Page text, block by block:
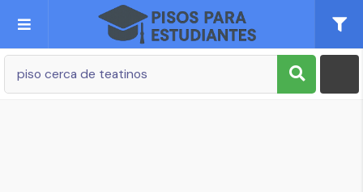
Publica tu Anuncio